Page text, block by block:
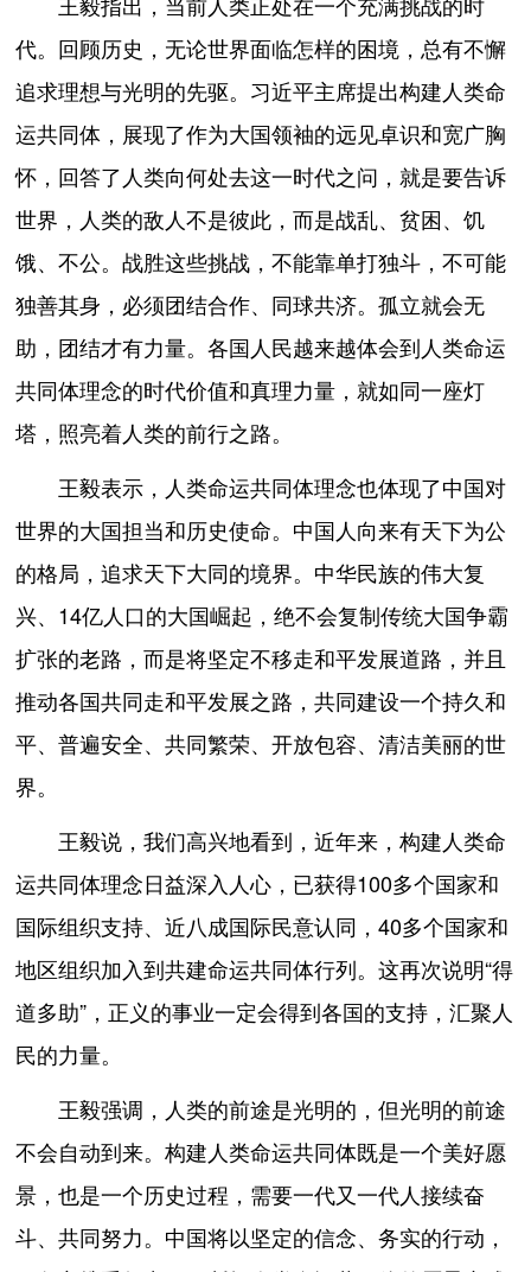
王毅指出，当前人类正处在一个充满挑战的时
代。回顾历史，无论世界面临怎样的困境，总有不懈
追求理想与光明的先驱。习近平主席提出构建人类命
运共同体，展现了作为大国领袖的远见卓识和宽广胸
怀，回答了人类向何处去这一时代之问，就是要告诉
世界，人类的敌人不是彼此，而是战乱、贫困、饥
饿、不公。战胜这些挑战，不能靠单打独斗，不可能
独善其身，必须团结合作、同球共济。孤立就会无
助，团结才有力量。各国人民越来越体会到人类命运
共同体理念的时代价值和真理力量，就如同一座灯
塔，照亮着人类的前行之路。
王毅表示，人类命运共同体理念也体现了中国对
世界的大国担当和历史使命。中国人向来有天下为公
的格局，追求天下大同的境界。中华民族的伟大复
兴、14亿人口的大国崛起，绝不会复制传统大国争霸
扩张的老路，而是将坚定不移走和平发展道路，并且
推动各国共同走和平发展之路，共同建设一个持久和
平、普遍安全、共同繁荣、开放包容、清洁美丽的世
界。
王毅说，我们高兴地看到，近年来，构建人类命
运共同体理念日益深入人心，已获得100多个国家和
国际组织支持、近八成国际民意认同，40多个国家和
地区组织加入到共建命运共同体行列。这再次说明“得
道多助”，正义的事业一定会得到各国的支持，汇聚人
民的力量。
王毅强调，人类的前途是光明的，但光明的前途
不会自动到来。构建人类命运共同体既是一个美好愿
景，也是一个历史过程，需要一代又一代人接续奋
斗、共同努力。中国将以坚定的信念、务实的行动，